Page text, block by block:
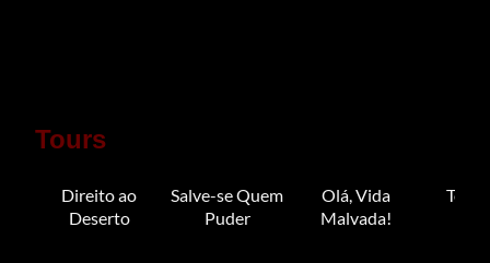
Tours
Direito ao
Deserto
Salve-se Quem
Puder
Olá, Vida
Malvada!
Tour